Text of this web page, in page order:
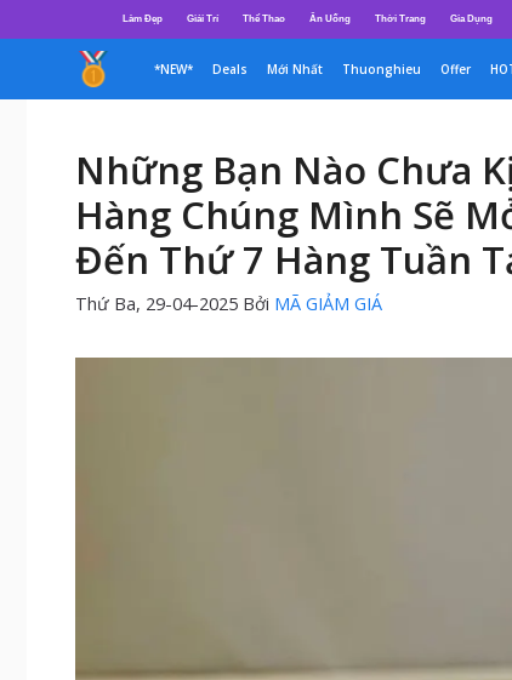
đến
dung
Làm Đẹp Giải Trí Thể Thao Ăn Uống Thời Trang Gia Dụng
*NEW* Deals Mới Nhất Thuonghieu Offer
Những Bạn Nào Chưa
Hàng Chúng Mình Sẽ
Đến Thứ 7 Hàng Tuần
Thứ Ba, 29-04-2025 Bởi MÃ GIẢM GIÁ